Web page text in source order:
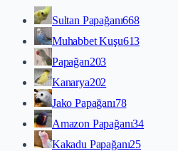
Sultan Papağanı668
Muhabbet Kuşu613
Papağan203
Kanarya202
Jako Papağanı78
Amazon Papağanı34
Kakadu Papağanı25